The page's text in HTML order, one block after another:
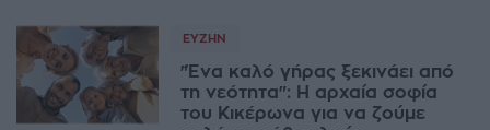
ΕΥΖΗΝ
"Ένα καλό γήρας ξεκινάει από
τη νεότητα": Η αρχαία σοφία
του Κικέρωνα για να ζούμε